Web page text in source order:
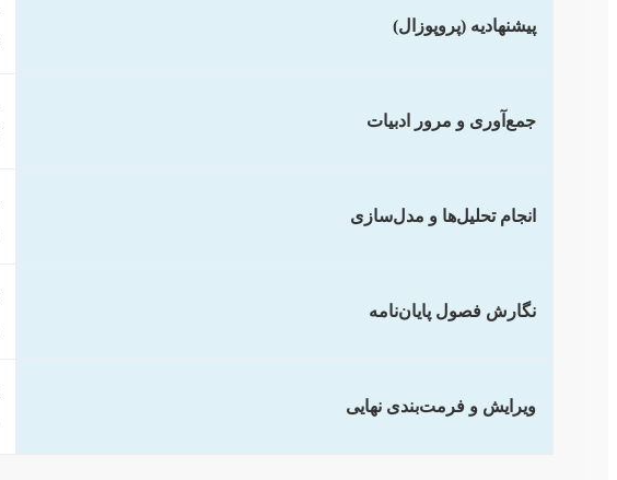
پیشنهادیه (پروپوزال)
جمع‌آوری و مرور ادبیات
انجام تحلیل‌ها و مدل‌سازی
نگارش فصول پایان‌نامه
ویرایش و فرمت‌بندی نهایی